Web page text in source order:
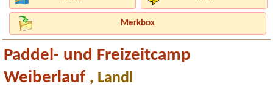
Merkbox
Paddel- und Freizeitcamp
Weiberlauf , Landl